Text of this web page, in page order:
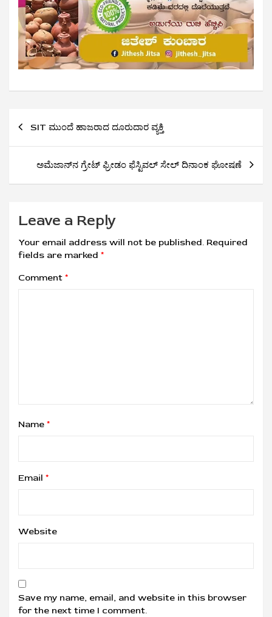
SIT ಮುಂದೆ ಹಾಜರಾದ ದೂರುದಾರ ವ್ಯಕ್ತಿ
ಅಮೆಜಾನ್‌ನ ಗ್ರೇಟ್ ಫ್ರೀಡಂ ಫೆಸ್ಟಿವಲ್ ಸೇಲ್ ದಿನಾಂಕ ಘೋಷಣೆ
Leave a Reply
Your email address will not be published. Required
fields are marked *
Comment *
Name *
Email *
Website
Save my name, email, and website in this browser
for the next time I comment.